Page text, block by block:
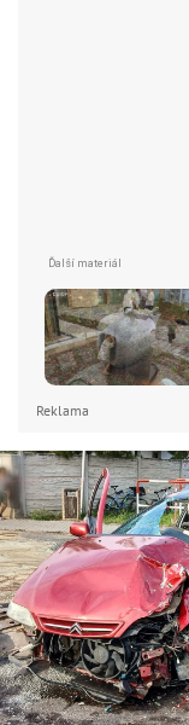
Reklama